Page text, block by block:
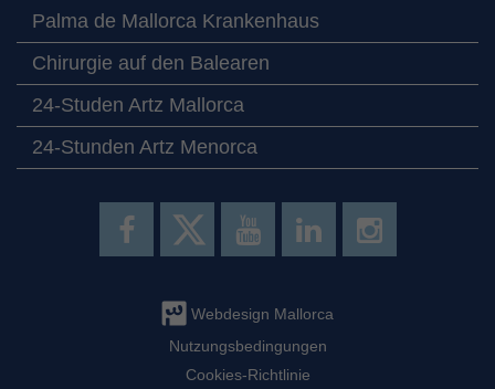
Palma de Mallorca Krankenhaus
Chirurgie auf den Balearen
24-Studen Artz Mallorca
24-Stunden Artz Menorca
Webdesign Mallorca
Nutzungsbedingungen
Cookies-Richtlinie